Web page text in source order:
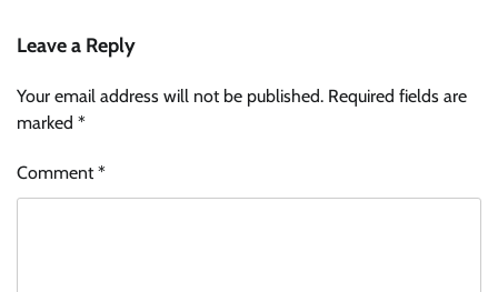
Leave a Reply
Your email address will not be published. Required fields are
marked *
Comment*